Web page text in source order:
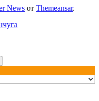
News от Themeansar.